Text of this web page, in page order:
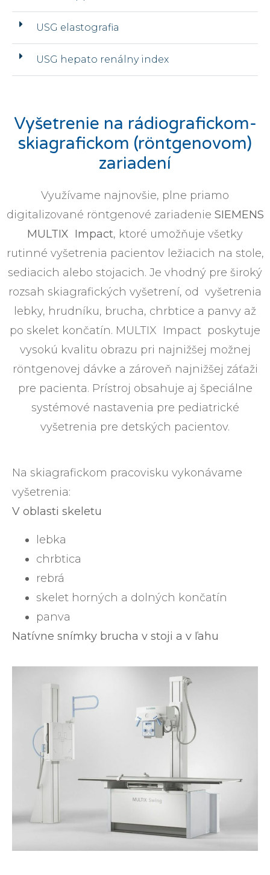
USG elastografia
USG hepato renálny index
Vyšetrenie na rádiografickom-
skiagrafickom (röntgenovom)
zariadení
Využívame najnovšie, plne priamo
digitalizované röntgenové zariadenie SIEMENS
MULTIX Impact, ktoré umožňuje všetky
rutinné vyšetrenia pacientov ležiacich na stole,
sediacich alebo stojacich. Je vhodný pre široký
rozsah skiagrafických vyšetrení, od vyšetrenia
lebky, hrudníku, brucha, chrbtice a panvy až
po skelet končatín. MULTIX Impact poskytuje
vysokú kvalitu obrazu pri najnižšej možnej
röntgenovej dávke a zároveň najnižšej záťaži
pre pacienta. Prístroj obsahuje aj špeciálne
systémové nastavenia pre pediatrické
vyšetrenia pre detských pacientov.
Na skiagrafickom pracovisku vykonávame
vyšetrenia:
V oblasti skeletu
lebka
chrbtica
rebrá
skelet horných a dolných končatín
panva
Natívne snímky brucha v stoji a v ľahu